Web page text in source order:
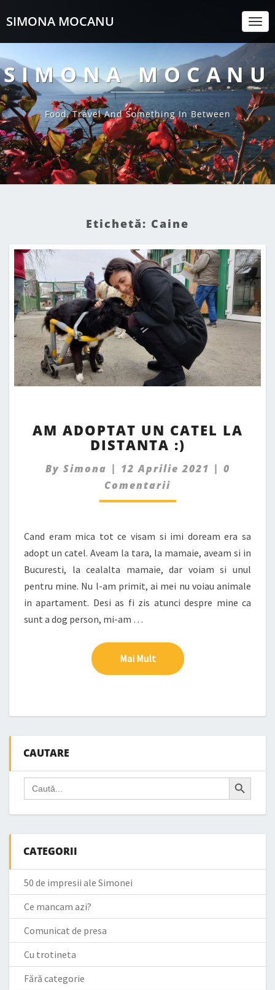
SIMONA MOCANU
SIMONA MOCANU
Food, Travel And Something In Between
Etichetă: Caine
ADOPTAT
UN
LA
DISTANTA
:)
AM ADOPTAT UN CATEL LA
DISTANTA :)
By Simona | 12 Aprilie 2021 | 0
Comentarii
Cand eram mica tot ce visam si imi doream era sa
adopt un catel. Aveam la tara, la mamaie, aveam si in
Bucuresti, la cealalta mamaie, dar voiam si unul
pentru mine. Nu l-am primit, ai mei nu voiau animale
in apartament. Desi as fi zis atunci despre mine ca
sunt a dog person, mi-am …
Mai MultMai Mult
CAUTARE
Search
for:
Search Button
CATEGORII
50 de impresii ale Simonei
Ce mancam azi?
Comunicat de presa
Cu trotineta
Fără categorie